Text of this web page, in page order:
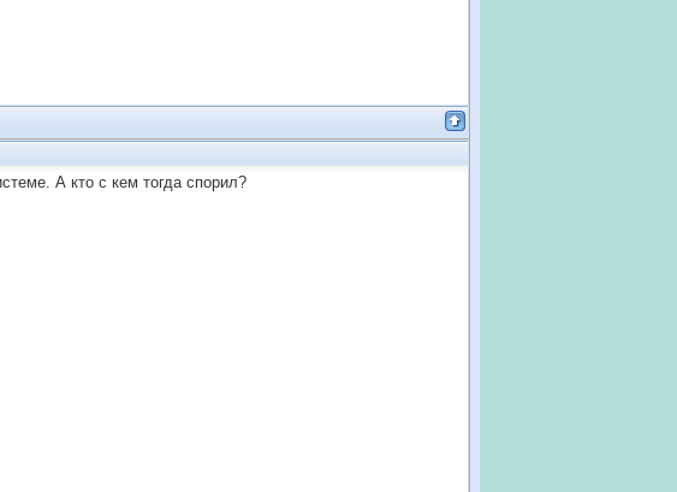
А кто с кем тогда спорил?